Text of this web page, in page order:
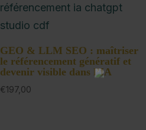
GEO & LLM SEO : maîtriser
le référencement génératif et
devenir visible dans l’IA
€197,00